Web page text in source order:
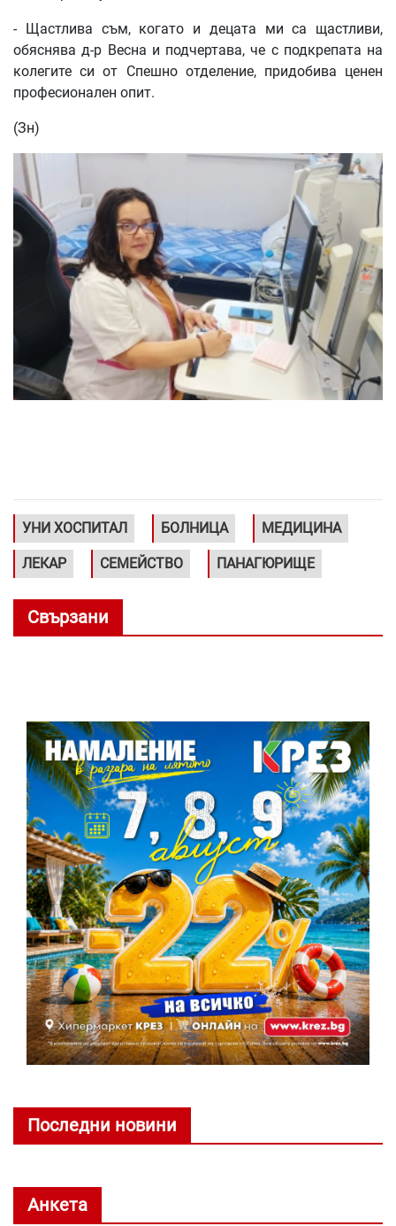
- Щастлива съм, когато и децата ми са щастливи,
обяснява д-р Весна и подчертава, че с подкрепата на
колегите си от Спешно отделение, придобива ценен
професионален опит.
(Зн)
УНИ ХОСПИТАЛ БОЛНИЦА МЕДИЦИНА
ЛЕКАР СЕМЕЙСТВО ПАНАГЮРИЩЕ
Свързани
Последни новини
Анкета